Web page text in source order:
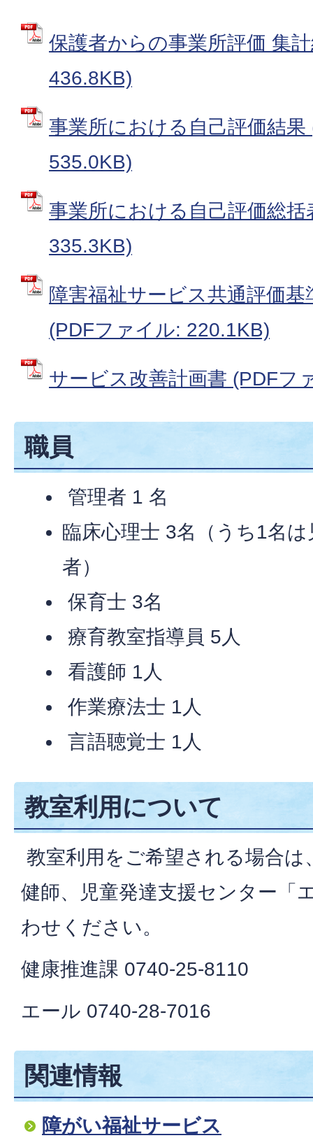
保護者からの事業所評価 集
436.8KB)
事業所における自己評価結
535.0KB)
事業所における自己評価総
335.3KB)
障害福祉サービス共通評価
(PDFファイル: 220.1KB)
サービス改善計画書 (PDFフ
職員
管理者 1 名
臨床心理士 3名（うち1名
者）
保育士 3名
療育教室指導員 5人
看護師 1人
作業療法士 1人
言語聴覚士 1人
教室利用について
教室利用をご希望される場合は
健師、児童発達支援センター「
わせください。
健康推進課 0740-25-8110
エール 0740-28-7016
関連情報
障がい福祉サービス